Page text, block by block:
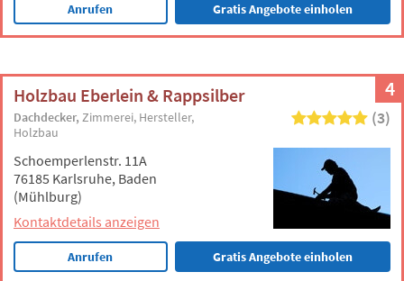
Anrufen Gratis Angebote einholen
4
Holzbau Eberlein & Rappsilber
Dachdecker Zimmerei Hersteller
Holzbau
(3)
Schoemperlenstr. 11A
76185 Karlsruhe, Baden
(Mühlburg)
Kontaktdetails anzeigen
Anrufen Gratis Angebote einholen